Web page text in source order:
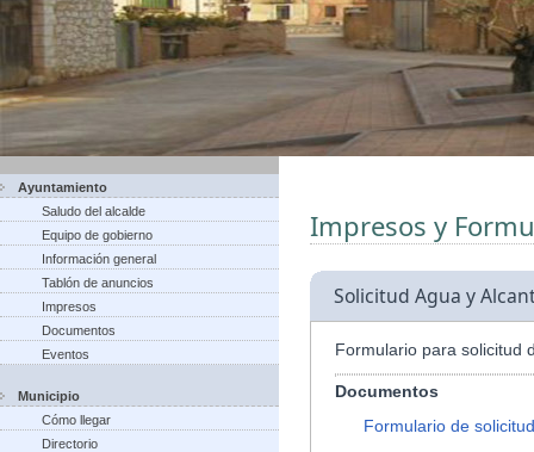
Ayuntamiento
Saludo del alcalde
Equipo de gobierno
Información general
Tablón de anuncios
Impresos
Documentos
Eventos
Municipio
Cómo llegar
Directorio
Impresos y
Solicitud Agua y
Formulario para solicitud
Documentos
Formulario de